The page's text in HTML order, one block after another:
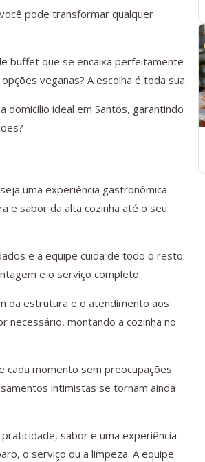
pode transformar qualquer
buffet que se encaixa perfeitamente
veganas? A escolha é toda sua.
ideal em Santos, garantindo
uma experiência gastronômica
e sabor da alta cozinha até o seu
e a equipe cuida de todo o resto.
e o serviço completo.
da estrutura e o atendimento aos
necessário, montando a cozinha no
momento sem preocupações.
intimistas se tornam ainda
sabor e uma experiência
o serviço ou a limpeza. A equipe